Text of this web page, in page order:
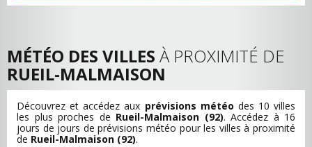
MÉTÉO DES VILLES À PROXIMITÉ DE
RUEIL-MALMAISON
Découvrez et accédez aux prévisions météo des 10 villes
les plus proches de Rueil-Malmaison (92). Accédez à 16
jours de jours de prévisions météo pour les villes à proximité
de Rueil-Malmaison (92).